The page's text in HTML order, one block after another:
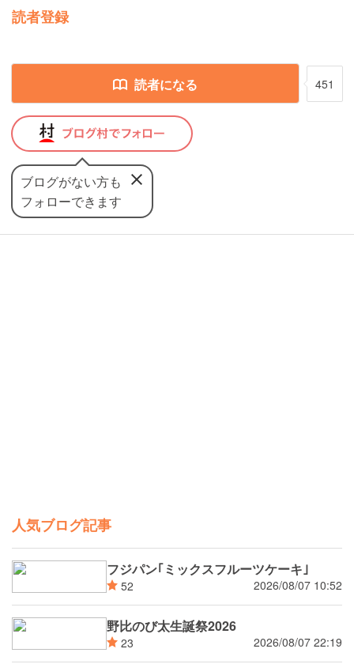
読者登録
読者になる 451
ブログがない方も
フォローできます
人気ブログ記事
フジパン｢ミックスフルーツケーキ｣
52 2026/08/07 10:52
野比のび太生誕祭2026
23 2026/08/07 22:19